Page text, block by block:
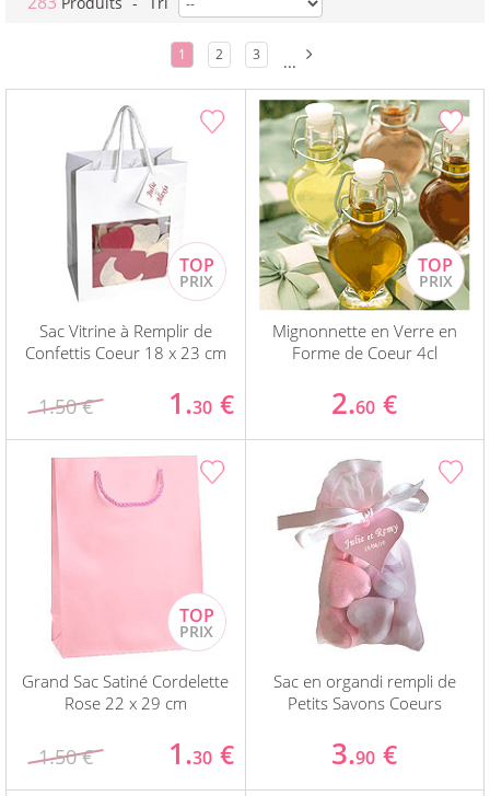
1 2 3 ...
Sac Vitrine à Remplir de
Confettis Coeur 18 x 23 cm
1.50 € 1.30 €
Mignonnette en Verre en
Forme de Coeur 4cl
2.60 €
Grand Sac Satiné Cordelette
Rose 22 x 29 cm
1.50 € 1.30 €
Sac en organdi rempli de
Petits Savons Coeurs
3.90 €